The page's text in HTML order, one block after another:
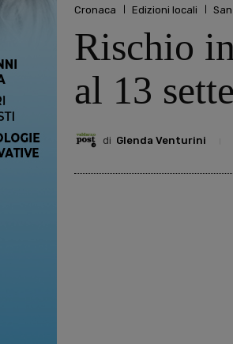
Cronaca Edizioni locali
Rischio
al 13
di Glenda Venturini